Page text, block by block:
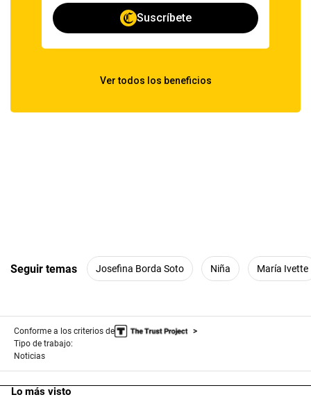
Seguir temas Josefina Borda Soto Niña María Ivette
Conforme a los criterios de
Tipo de trabajo:
Noticias
Lo más visto